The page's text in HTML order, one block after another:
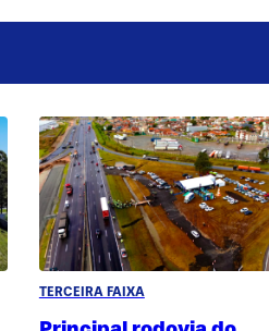
TERCEIRA FAIXA